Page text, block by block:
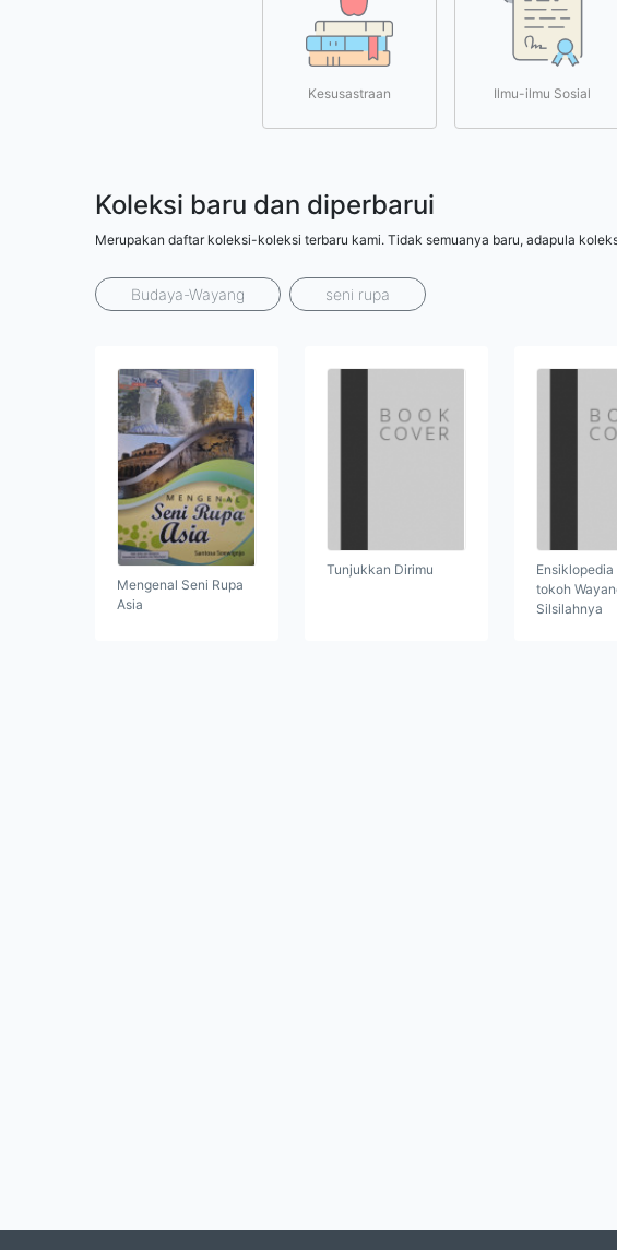
Kesusastraan Ilmu-ilmu Sosial
Koleksi baru dan diperbarui
Merupakan daftar koleksi-koleksi terbaru kami. Tidak semuanya baru, adapula
Budaya-Wayang seni rupa
Mengenal Seni Rupa
Asia
Tunjukkan Dirimu
tokoh
Silsilahnya